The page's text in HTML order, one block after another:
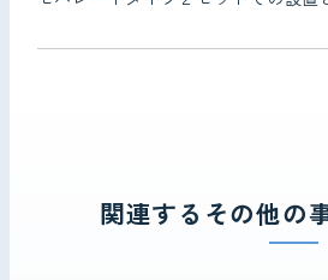
関連するその他の